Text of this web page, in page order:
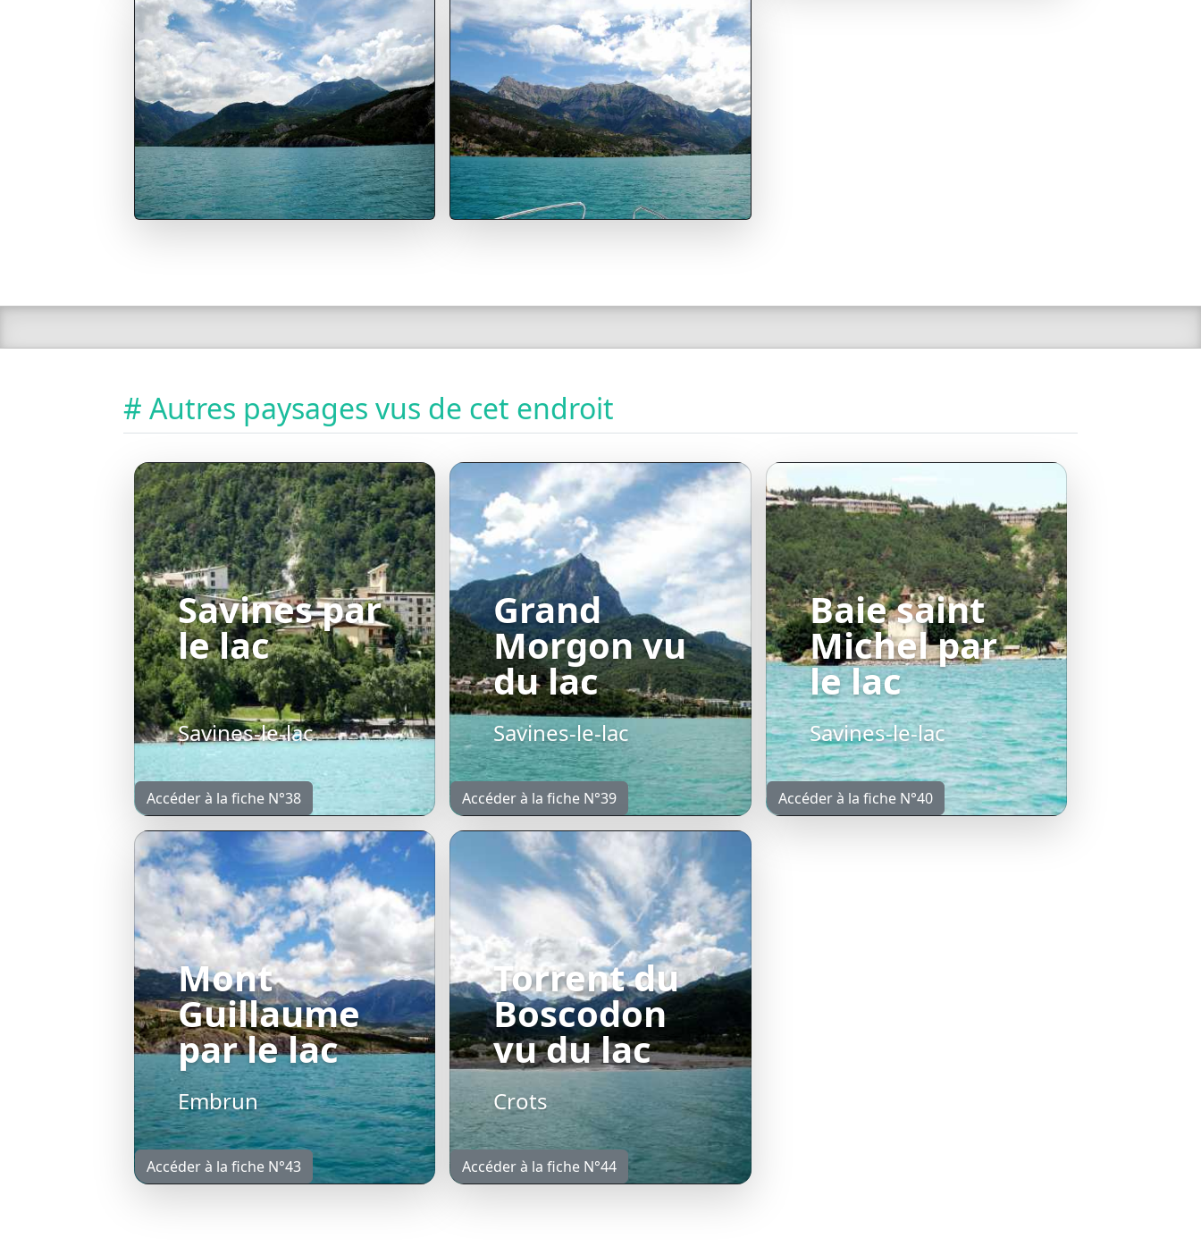
# Autres paysages vus de cet endroit
Savines par
le lac
Savines-le-lac
Accéder à la fiche N°38
Grand
Morgon vu
du lac
Savines-le-lac
Accéder à la fiche N°39
Baie saint
Michel par
le lac
Savines-le-lac
Accéder à la fiche N°40
Mont
Guillaume
par le lac
Embrun
Accéder à la fiche N°43
Torrent du
Boscodon
vu du lac
Crots
Accéder à la fiche N°44